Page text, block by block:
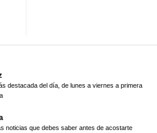
destacada del día, de lunes a viernes a primera
noticias que debes saber antes de acostarte